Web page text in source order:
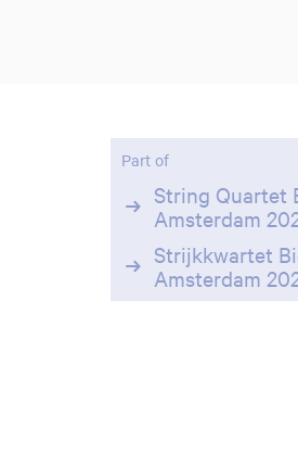
Part of
String Quartet
Amsterdam
Strijkkwartet
Amsterdam